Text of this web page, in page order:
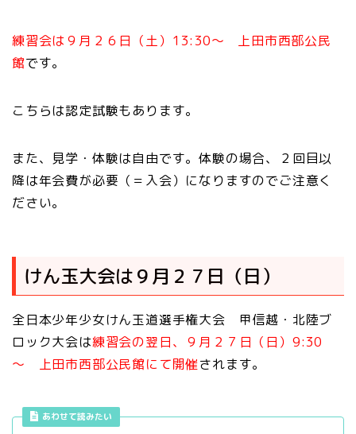
練習会は９月２６日（土）13:30～ 上田市西部公民
館です。
こちらは認定試験もあります。
また、見学・体験は自由です。体験の場合、２回目以
降は年会費が必要（＝入会）になりますのでご注意く
ださい。
けん玉大会は９月２７日（日）
全日本少年少女けん玉道選手権大会 甲信越・北陸ブ
ロック大会は練習会の翌日、９月２７日（日）9:30
～ 上田市西部公民館にて開催されます。
あわせて読みたい